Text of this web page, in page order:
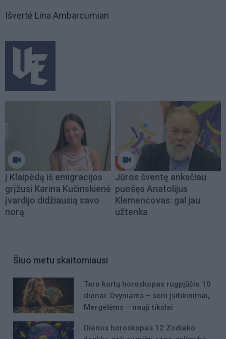
Išvertė Lina Ambarcumian
Į Klaipėdą iš emigracijos
grįžusi Karina Kučinskienė
įvardijo didžiausią savo
norą
Jūros šventę anksčiau
puošęs Anatolijus
Klemencovas: gal jau
užtenka
Šiuo metu skaitomiausi
Taro kortų horoskopas rugpjūčio 10
dienai: Dvyniams – seni įsitikinimai,
Mergelėms – nauji tikslai
Dienos horoskopas 12 Zodiako